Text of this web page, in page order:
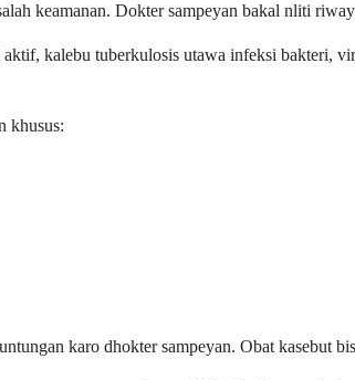
keamanan. Dokter sampeyan bakal nliti
kalebu tuberkulosis utawa infeksi bakteri,
khusus:
karo dhokter sampeyan. Obat kasebut